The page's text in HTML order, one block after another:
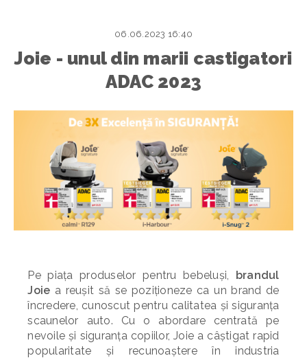
Joie - unul din marii castigatori
ADAC 2023
06.06.2023 16:40
Pe piața produselor pentru bebeluși, brandul
Joie a reușit să se poziționeze ca un brand de
încredere, cunoscut pentru calitatea și siguranța
scaunelor auto. Cu o abordare centrată pe
nevoile și siguranța copiilor, Joie a câștigat rapid
popularitate și recunoaștere în industria